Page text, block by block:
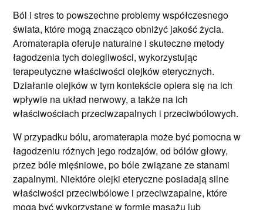
Ból i stres to powszechne problemy współczesnego
świata, które mogą znacząco obniżyć jakość życia.
Aromaterapia oferuje naturalne i skuteczne metody
łagodzenia tych dolegliwości, wykorzystując
terapeutyczne właściwości olejków eterycznych.
Działanie olejków w tym kontekście opiera się na ich
wpływie na układ nerwowy, a także na ich
właściwościach przeciwzapalnych i przeciwbólowych.
W przypadku bólu, aromaterapia może być pomocna w
łagodzeniu różnych jego rodzajów, od bólów głowy,
przez bóle mięśniowe, po bóle związane ze stanami
zapalnymi. Niektóre olejki eteryczne posiadają silne
właściwości przeciwbólowe i przeciwzapalne, które
mogą być wykorzystane w formie masażu lub